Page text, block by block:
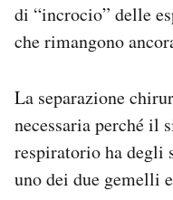
di “incrocio” delle
che rimangono
La separazione
necessaria perché il
respiratorio ha degli
uno dei due gemelli